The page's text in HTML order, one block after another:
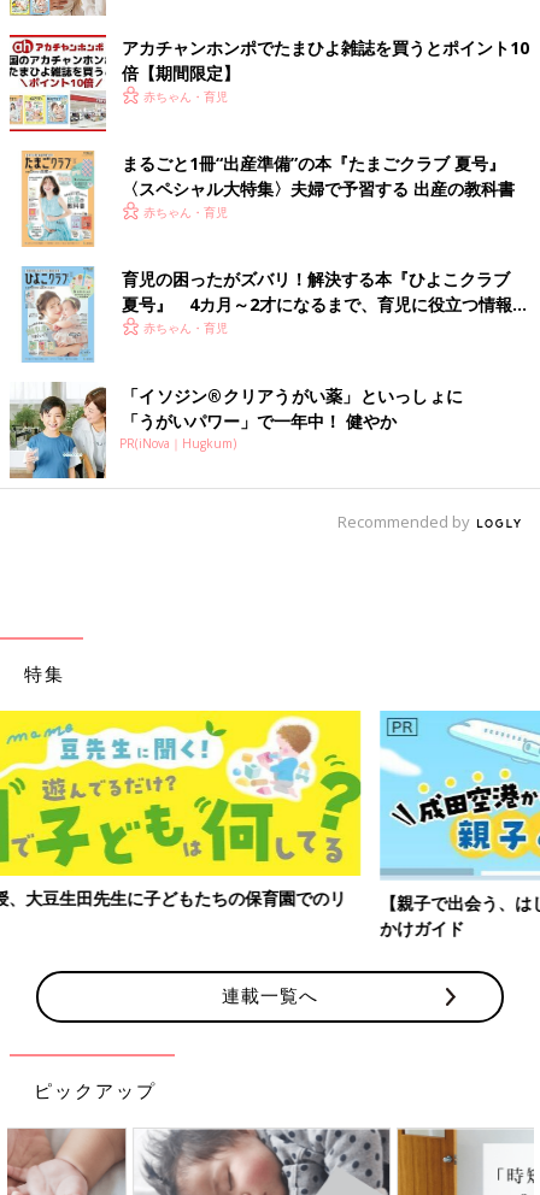
_da_aco_さんは、しまむらでドット柄ワンピースをゲットしたそ
う！全体的にゆったりめのシルエットなので、おなかや脚の体形
カバーが叶いそうですね♪ 二の腕が気になる場合は、半袖ジャケ
ットを羽織るのがおすすめとのこと！
アカチャンホンポでたまひよ雑誌を買うとポイント10
倍【期間限定】
赤ちゃん・育児
まるごと1冊“出産準備”の本『たまごクラブ 夏号』
〈スペシャル大特集〉夫婦で予習する 出産の教科書
赤ちゃん・育児
育児の困ったがズバリ！解決する本『ひよこクラブ
夏号』 4カ月～2才になるまで、育児に役立つ情報が
いっぱい！
赤ちゃん・育児
「イソジン®クリアうがい薬」といっしょに
「うがいパワー」で一年中！ 健やか
PR(iNova｜Hugkum)
Recommended by
特集
【親子で出会う、はじめての景色】成田空港から広がる親子のおで
連載一覧へ
ピックアップ